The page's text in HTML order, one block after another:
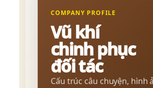
COMPANY PROFILE
Vũ khí
chinh phục
đối tác
Cấu trúc câu chuyện, hình